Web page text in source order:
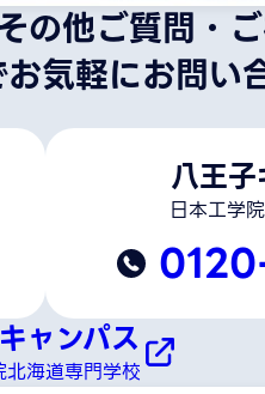
の他ご質問・ご
気軽にお問い
八王
日本工学
ャンパス
北海道専門学校